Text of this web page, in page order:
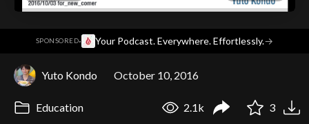
SPONSORED· Your Podcast. Everywhere. Effortlessly.→
Yuto Kondo October 10, 2016
Education 2.1k 3